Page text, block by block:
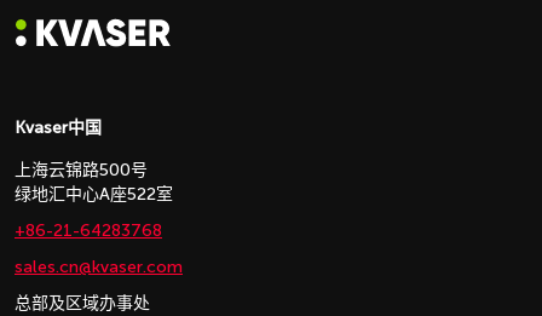
Kvaser中国
上海云锦路500号
绿地汇中心A座522室
+86-21-64283768
sales.cn@kvaser.com
总部及区域办事处